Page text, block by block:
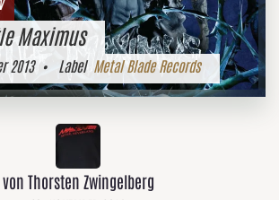
Maximus
2013• Label Metal Blade Records
von Thorsten Zwingelberg